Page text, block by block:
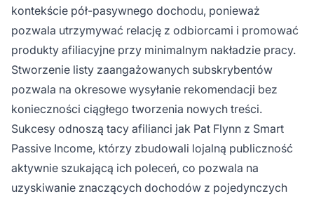
kontekście pół-pasywnego dochodu, ponieważ
pozwala utrzymywać relację z odbiorcami i promować
produkty afiliacyjne przy minimalnym nakładzie pracy.
Stworzenie listy zaangażowanych subskrybentów
pozwala na okresowe wysyłanie rekomendacji bez
konieczności ciągłego tworzenia nowych treści.
Sukcesy odnoszą tacy afilianci jak Pat Flynn z Smart
Passive Income, którzy zbudowali lojalną publiczność
aktywnie szukającą ich poleceń, co pozwala na
uzyskiwanie znaczących dochodów z pojedynczych